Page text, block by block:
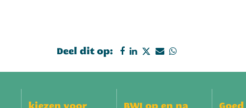
Deel dit op: